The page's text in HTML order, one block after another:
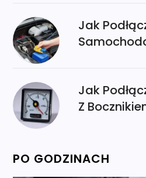
Jak
Jak
Z
PO GODZINACH